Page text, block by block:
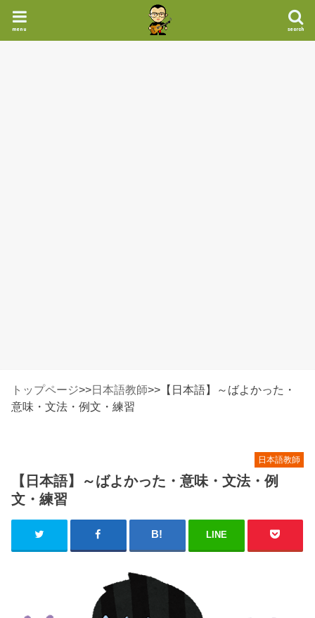
search
menu
トップページ>>日本語教師>> 【日本語】～ばよかった・
意味・文法・例文・練習
日本語教師
【日本語】～ばよかった・意味・文法・例
文・練習
LINE